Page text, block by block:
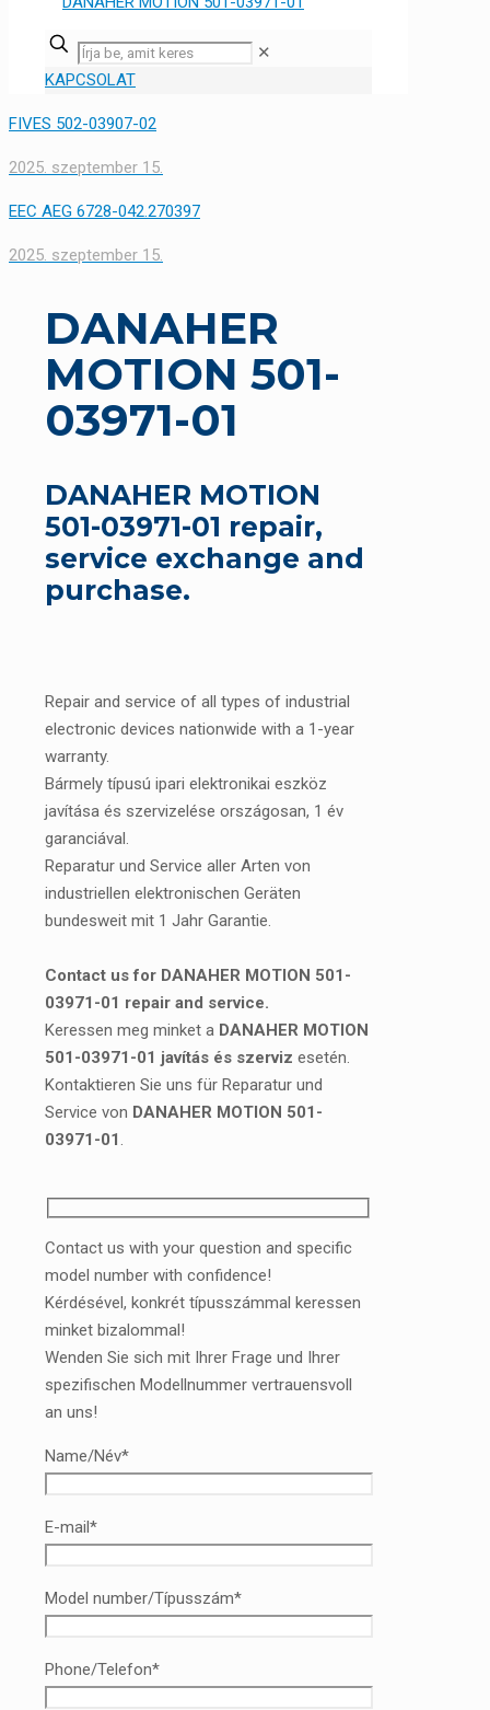
✕
KAPCSOLAT
FIVES 502-03907-02
2025. szeptember 15.
EEC AEG 6728-042.270397
2025. szeptember 15.
DANAHER
MOTION 501-
03971-01
DANAHER MOTION
501-03971-01 repair,
service exchange and
purchase.
Repair and service of all types of industrial
electronic devices nationwide with a 1-year
warranty.
Bármely típusú ipari elektronikai eszköz
javítása és szervizelése országosan, 1 év
garanciával.
Reparatur und Service aller Arten von
industriellen elektronischen Geräten
bundesweit mit 1 Jahr Garantie.
Contact us for DANAHER MOTION 501-
03971-01 repair and service.
Keressen meg minket a DANAHER MOTION
501-03971-01 javítás és szerviz esetén.
Kontaktieren Sie uns für Reparatur und
Service von DANAHER MOTION 501-
03971-01 .
Contact us with your question and specific
model number with confidence!
Kérdésével, konkrét típusszámmal keressen
minket bizalommal!
Wenden Sie sich mit Ihrer Frage und Ihrer
spezifischen Modellnummer vertrauensvoll
an uns!
Name/Név*
E-mail*
Model number/Típusszám*
Phone/Telefon*